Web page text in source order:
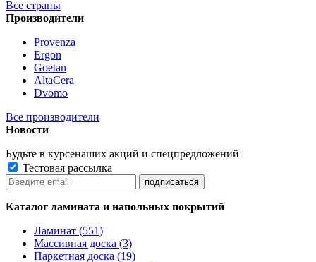
Все страны
Производители
Provenza
Ergon
Goetan
AltaСera
Dvomo
Все производители
Новости
Будьте в курсенаших акций и спецпредложений
Тестовая рассылка
Каталог ламината и напольных покрытий
Ламинат (551)
Массивная доска (3)
Паркетная доска (19)